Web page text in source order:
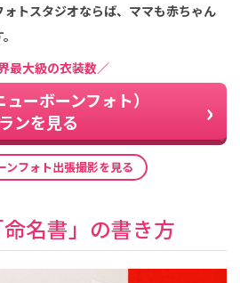
トスタジオならば、ママも赤ちゃん
最大級の衣装数／
ーボーンフォト）
ンを見る
ンフォト出張撮影を見る
名書」の書き方